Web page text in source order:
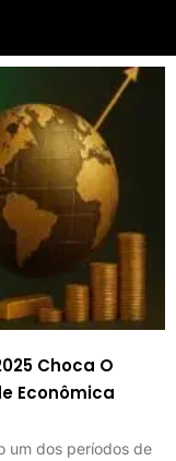
Choca O
Econômica
um dos períodos de